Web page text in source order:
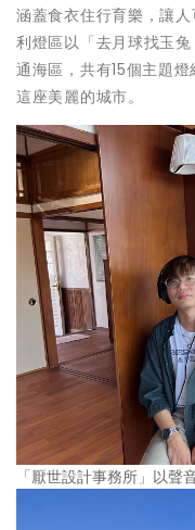
涵蓋食衣住行育樂，讓
利燈區以「去月球找玉
通海區，共有15個主題
這座美麗的城市。
「厭世設計事務所」以聲